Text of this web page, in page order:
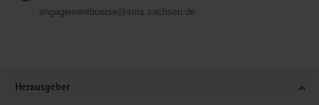
engagementboerse@sms.sachsen.de
Herausgeber